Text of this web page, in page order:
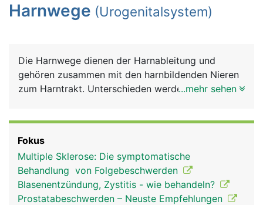
Symptome
News
Rubriken
Harnwege (Urogenitalsystem)
Die Harnwege dienen der Harnableitung und
gehören zusammen mit den harnbildenden Nieren
zum Harntrakt. Unterschieden werden anatomisch
Die Nieren dienen der Harnbildung, die Harnleiter
zum Harntransport in die Blase, die Harnblase zur
Harnspeicherung und die Harnröhre zur
Harnausscheidung.
...mehr sehen
Fokus
Multiple Sklerose: Die symptomatische
Behandlung von Folgebeschwerden
Blasenentzündung, Zystitis - wie behandeln?
Prostatabeschwerden – Neuste Empfehlungen